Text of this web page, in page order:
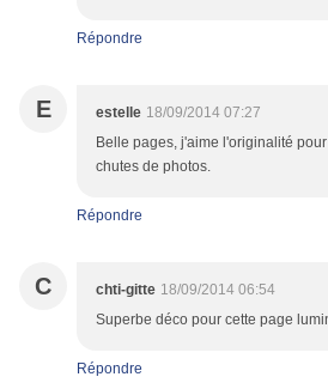
Répondre
E estelle 18/09/2014 07:27
Belle pages, j'aime l'originalité
chutes de photos.
Répondre
C chti-gitte 18/09/2014 06:54
Superbe déco pour cette page
Répondre